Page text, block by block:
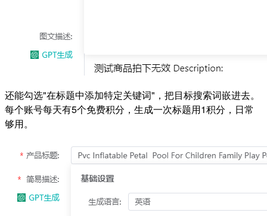
还能勾选"在标题中添加特定关键词"，把目标搜索词嵌进去。
每个账号每天有5个免费积分，生成一次标题用1积分，日常
够用。